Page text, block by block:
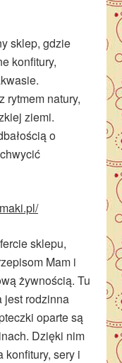
sklep, gdzie
konfitury,
rytmem natury,
ziemi.
o
sklepu,
Mam i
żywnością. Tu
jest rodzinna
oparte są
Dzięki nim
konfitury, sery i